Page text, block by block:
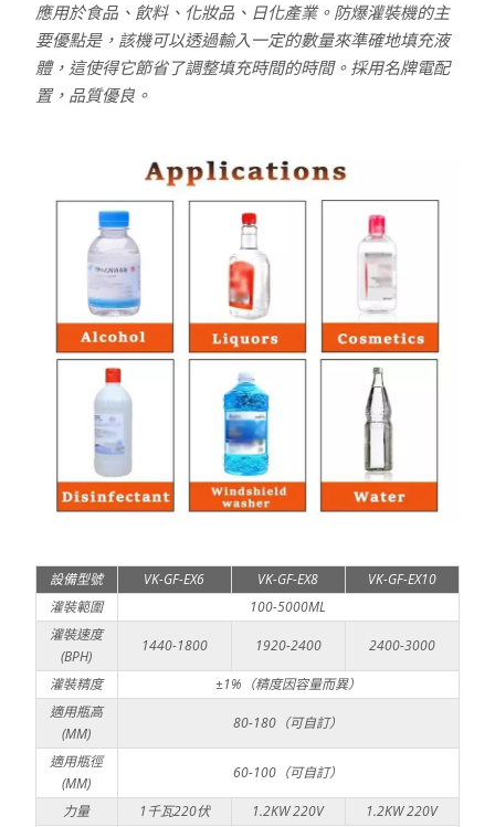
應用於食品、飲料、化妝品、日化產業。防爆灌裝機的主
要優點是，該機可以透過輸入一定的數量來準確地填充液
體，這使得它節省了調整填充時間的時間。採用名牌電配
置，品質優良。
設備型號 VK-GF-EX6 VK-GF-EX8
VK-GF-EX10
灌裝範圍
100-5000ML
灌裝速度
(BPH)
1440-1800 1920-2400 2400-3000
灌裝精度
±1%（精度因容量而異）
適用瓶高
(MM)
80-180（可自訂）
適用瓶徑
(MM)
60-100（可自訂）
力量 1千瓦220伏 1.2KW 220V
1.2KW 220V